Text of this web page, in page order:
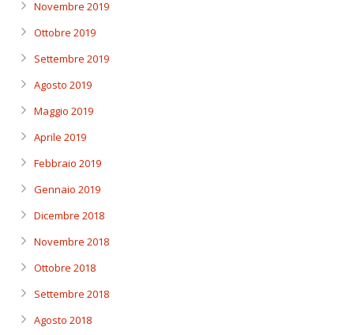
Novembre 2019
Ottobre 2019
Settembre 2019
Agosto 2019
Maggio 2019
Aprile 2019
Febbraio 2019
Gennaio 2019
Dicembre 2018
Novembre 2018
Ottobre 2018
Settembre 2018
Agosto 2018